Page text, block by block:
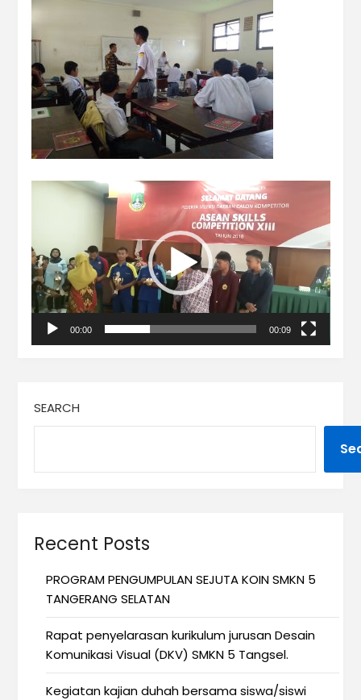
Video
00:00 00:09
SEARCH
Recent Posts
PROGRAM PENGUMPULAN SEJUTA KOIN SMKN 5
TANGERANG SELATAN
Rapat penyelarasan kurikulum jurusan Desain
Komunikasi Visual (DKV) SMKN 5 Tangsel.
Kegiatan kajian duhah bersama siswa/siswi